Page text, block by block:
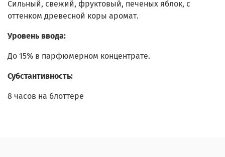
Сильный, свежий, фруктовый, печеных яблок, с
оттенком древесной коры аромат.
Уровень ввода:
До 15% в парфюмерном концентрате.
Субстантивность:
8 часов на блоттере